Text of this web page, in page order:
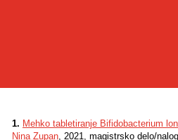
1. Mehko tabletiranje Bifidobacterium
Nina Zupan, 2021, magistrsko delo/